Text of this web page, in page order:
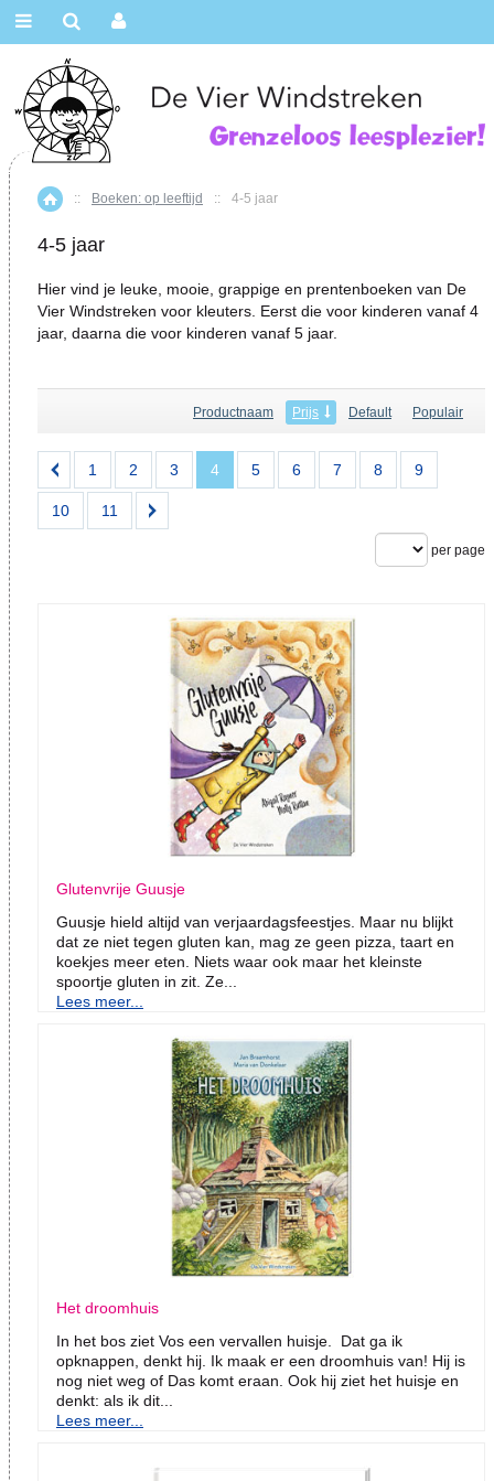
Home
:: Boeken: op leeftijd :: 4-5 jaar
4-5 jaar
Hier vind je leuke, mooie, grappige en prentenboeken van De
Vier Windstreken voor kleuters. Eerst die voor kinderen vanaf 4
jaar, daarna die voor kinderen vanaf 5 jaar.
Productnaam Prijs Default Populair
1 2 3 4 5 6 7 8 9
10 11
per page
Glutenvrije Guusje
Guusje hield altijd van verjaardagsfeestjes. Maar nu blijkt
dat ze niet tegen gluten kan, mag ze geen pizza, taart en
koekjes meer eten. Niets waar ook maar het kleinste
spoortje gluten in zit. Ze...
Lees meer...
Het droomhuis
In het bos ziet Vos een vervallen huisje. Dat ga ik
opknappen, denkt hij. Ik maak er een droomhuis van! Hij is
nog niet weg of Das komt eraan. Ook hij ziet het huisje en
denkt: als ik dit...
Lees meer...